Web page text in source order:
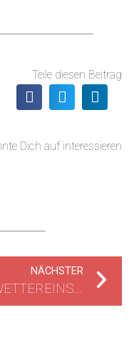
Teile diesen Beitrag
Dich auf interessieren
NÄCHSTER
UNWETTEREINSÄTZE